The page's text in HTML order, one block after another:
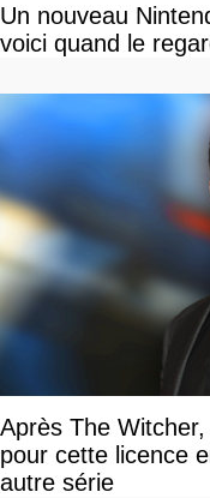
Un nouveau
voici quand le
Après The
pour cette licence
autre série